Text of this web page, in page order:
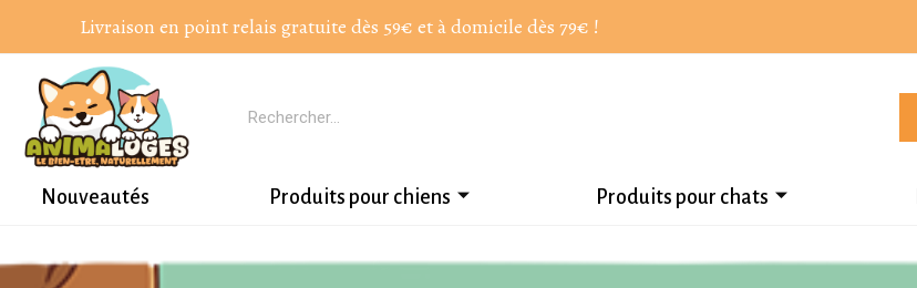
Livraison en point relais gratuite dès 59€ et à domicile dès 79€ !
Nouveautés Produits pour chiens Produits pour chats